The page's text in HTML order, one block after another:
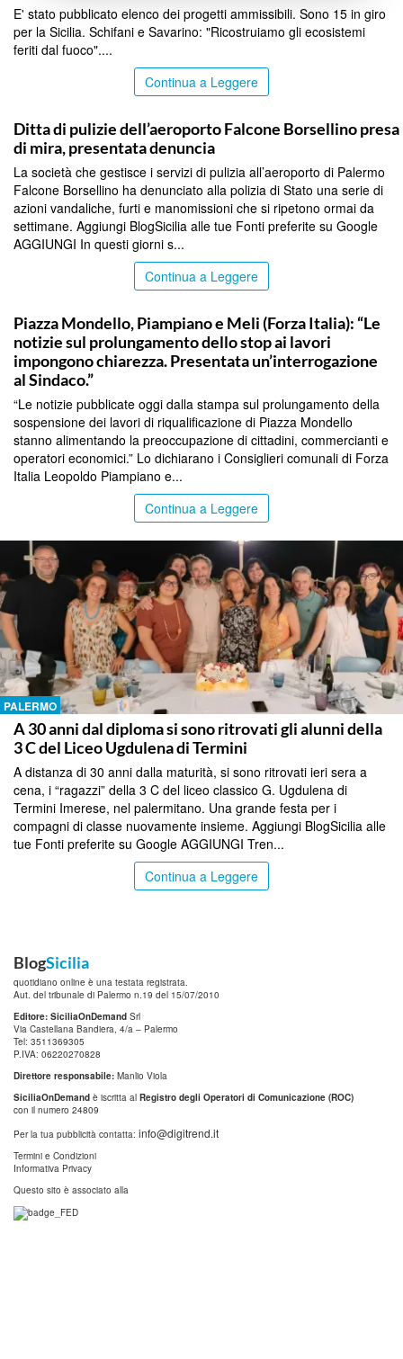
E' stato pubblicato elenco dei progetti ammissibili. Sono 15 in giro
per la Sicilia. Schifani e Savarino: "Ricostruiamo gli ecosistemi
feriti dal fuoco"....
Continua a Leggere
Ditta di pulizie dell’aeroporto Falcone Borsellino presa
di mira, presentata denuncia
La società che gestisce i servizi di pulizia all’aeroporto di Palermo
Falcone Borsellino ha denunciato alla polizia di Stato una serie di
azioni vandaliche, furti e manomissioni che si ripetono ormai da
settimane. Aggiungi BlogSicilia alle tue Fonti preferite su Google
AGGIUNGI In questi giorni s...
Continua a Leggere
Piazza Mondello, Piampiano e Meli (Forza Italia): “Le
notizie sul prolungamento dello stop ai lavori
impongono chiarezza. Presentata un’interrogazione
al Sindaco.”
“Le notizie pubblicate oggi dalla stampa sul prolungamento della
sospensione dei lavori di riqualificazione di Piazza Mondello
stanno alimentando la preoccupazione di cittadini, commercianti e
operatori economici.” Lo dichiarano i Consiglieri comunali di Forza
Italia Leopoldo Piampiano e...
Continua a Leggere
PALERMO
A 30 anni dal diploma si sono ritrovati gli alunni della
3 C del Liceo Ugdulena di Termini
A distanza di 30 anni dalla maturità, si sono ritrovati ieri sera a
cena, i “ragazzi” della 3 C del liceo classico G. Ugdulena di
Termini Imerese, nel palermitano. Una grande festa per i
compagni di classe nuovamente insieme. Aggiungi BlogSicilia alle
tue Fonti preferite su Google AGGIUNGI Tren...
Continua a Leggere
BlogSicilia
quotidiano online è una testata registrata.
Aut. del tribunale di Palermo n.19 del 15/07/2010
Editore: SiciliaOnDemand Srl
Via Castellana Bandiera, 4/a – Palermo
Tel: 3511369305
P.IVA: 06220270828
Direttore responsabile: Manlio Viola
SiciliaOnDemand è iscritta al Registro degli Operatori di Comunicazione (ROC)
con il numero 24809
Per la tua pubblicità contatta: info@digitrend.it
Termini e Condizioni
Informativa Privacy
Questo sito è associato alla